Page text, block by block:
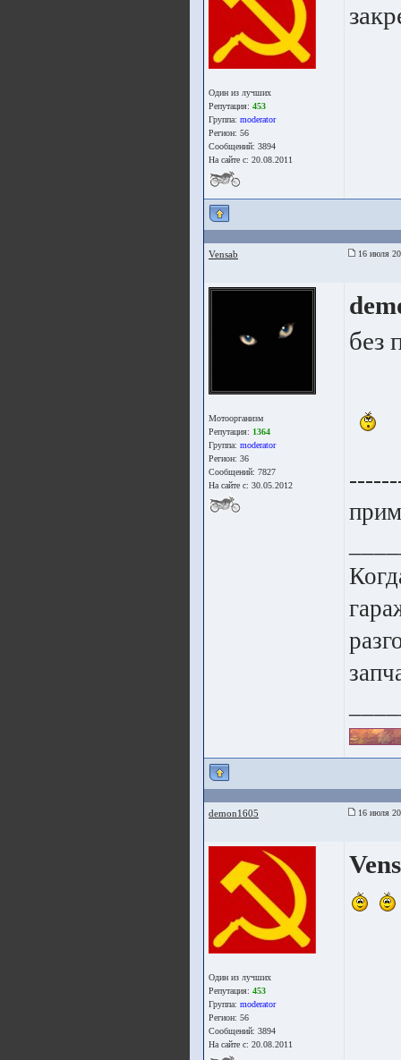
Один из лучших
Репутация: 453
Группа: moderator
Регион: 56
Сообщений: 3894
На сайте с: 20.08.2011
Vensab 16 июля
Мотоорганизм
Репутация: 1364
Группа: moderator
Регион: 36
Сообщений: 7827
На сайте с: 30.05.2012
без
demon1605 16 июля
Один из лучших
Репутация: 453
Группа: moderator
Регион: 56
Сообщений: 3894
На сайте с: 20.08.2011